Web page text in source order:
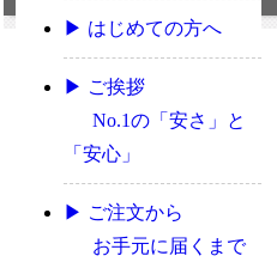
▶ はじめての方へ
▶ ご挨拶
No.1の「安さ」と
「安心」
▶ ご注文から
お手元に届くまで